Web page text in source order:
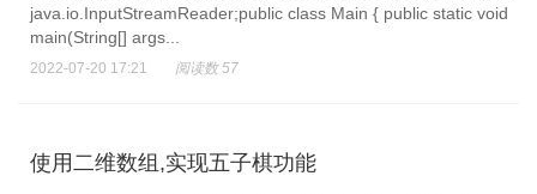
java.io.InputStreamReader;public class Main { public static void
main(String[] args...
2022-07-20 17:21 阅读数 57
使用二维数组,实现五子棋功能